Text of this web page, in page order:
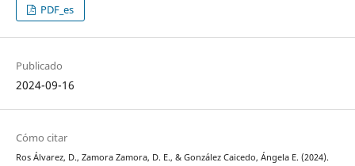
PDF_es
Publicado
2024-09-16
Cómo citar
Ros Álvarez, D., Zamora Zamora, D. E., & González Caicedo, Ángela E. (2024).